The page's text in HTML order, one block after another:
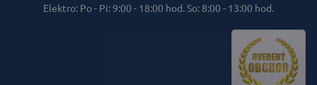
Elektro: Po - Pi: 9:00 - 18:00 hod. So: 8:00 - 13:00 hod.